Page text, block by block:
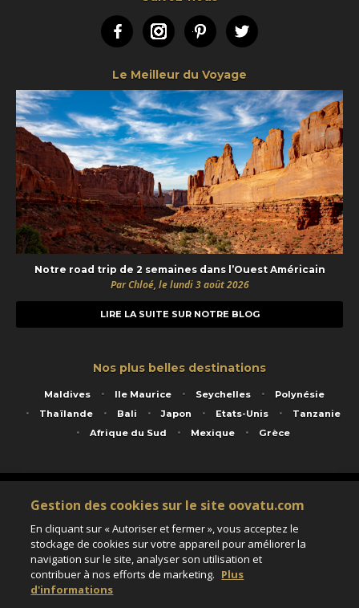
FacebookInstagramPinterestTwitter
Le Meilleur du Voyage
Notre road trip de 2 semaines dans l’Ouest Américain
Par Chloé, le lundi 3 août 2026
LIRE LA SUITE SUR NOTRE BLOG
Nos plus belles destinations
Maldives Ile Maurice Seychelles
Polynésie
Thaïlande
Bali Japon Etats-Unis
Tanzanie
Afrique du Sud
Mexique Grèce
Service animé par Nautil Voyages - 22 rue Georges Picquart 75017 Paris - S.A.S
au capital de 155 696 euros - RCS Paris B 423 671 973 - Code APE 7911Z
Matricule Atout France IM075100020 - Garantie financière Groupama - Agrément IATA
Assurance responsabilité civile et professionnelle HISCOX RCP0081066
Gestion des cookies sur le site oovatu.com
En cliquant sur « Autoriser et fermer », vous acceptez le
stockage de cookies sur votre appareil pour améliorer la
navigation sur le site, analyser son utilisation et
contribuer à nos efforts de marketing. Plus
d'informations